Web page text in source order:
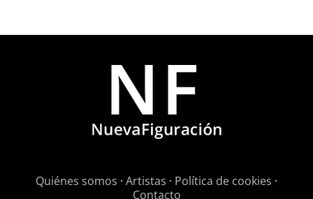
Quiénes somos · Artistas · Política de cookies ·
Contacto